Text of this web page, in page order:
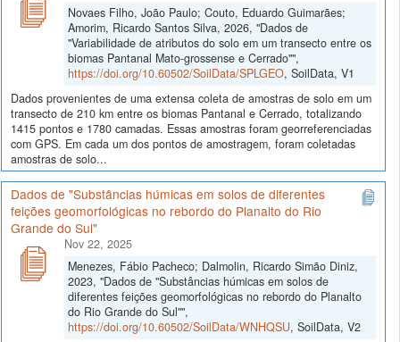
Novaes Filho, João Paulo; Couto, Eduardo Guimarães;
Amorim, Ricardo Santos Silva, 2026, "Dados de
"Variabilidade de atributos do solo em um transecto entre os
biomas Pantanal Mato-grossense e Cerrado"",
https://doi.org/10.60502/SoilData/SPLGEO, SoilData, V1
Dados provenientes de uma extensa coleta de amostras de solo em um
transecto de 210 km entre os biomas Pantanal e Cerrado, totalizando
1415 pontos e 1780 camadas. Essas amostras foram georreferenciadas
com GPS. Em cada um dos pontos de amostragem, foram coletadas
amostras de solo...
Dados de "Substâncias húmicas em solos de diferentes
feições geomorfológicas no rebordo do Planalto do Rio
Grande do Sul"
Nov 22, 2025
Menezes, Fábio Pacheco; Dalmolin, Ricardo Simão Diniz,
2023, "Dados de "Substâncias húmicas em solos de
diferentes feições geomorfológicas no rebordo do Planalto
do Rio Grande do Sul"",
https://doi.org/10.60502/SoilData/WNHQSU, SoilData, V2